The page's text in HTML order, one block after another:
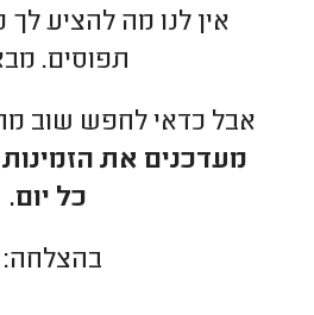
אין לנו מה להציע לך
תפוסים.
אבל כדאי לחפש שוב
מעדכנים את
כל יום.